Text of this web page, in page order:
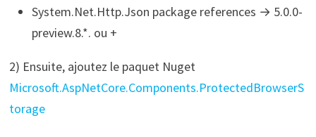
System.Net.Http.Json package references → 5.0.0-
preview.8.*. ou +
2) Ensuite, ajoutez le paquet Nuget
Microsoft.AspNetCore.Components.ProtectedBrowserS
torage